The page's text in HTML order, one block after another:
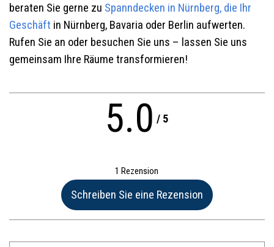
beraten Sie gerne zu Spanndecken in Nürnberg, die Ihr
Geschäft in Nürnberg, Bavaria oder Berlin aufwerten.
Rufen Sie an oder besuchen Sie uns – lassen Sie uns
gemeinsam Ihre Räume transformieren!
5.0 / 5
1 Rezension